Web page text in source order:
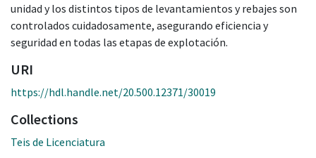
unidad y los distintos tipos de levantamientos y rebajes son
controlados cuidadosamente, asegurando eficiencia y
seguridad en todas las etapas de explotación.
URI
https://hdl.handle.net/20.500.12371/30019
Collections
Teis de Licenciatura